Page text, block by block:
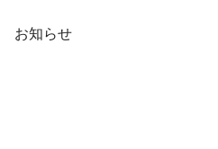
お知らせ